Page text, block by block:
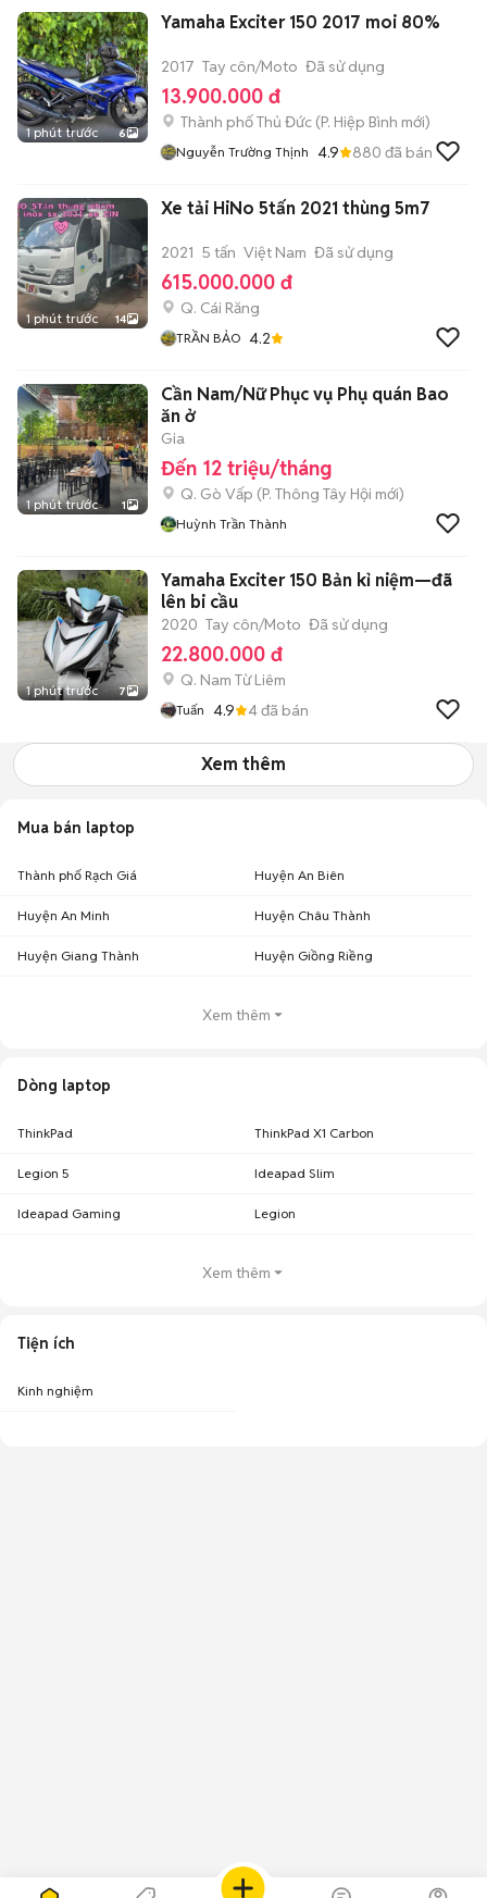
1 phút trước 6
Yamaha Exciter 150 2017 moi 80%
2017 Tay côn/Moto Đã sử dụng
13.900.000 đ
Thành phố Thủ Đức (P. Hiệp Bình mới)
Nguyễn Trường Thịnh 4.9 880 đã bán
1 phút trước 14
Xe tải HiNo 5tấn 2021 thùng 5m7
2021 5 tấn Việt Nam Đã sử dụng
615.000.000 đ
Q. Cái Răng
TRẦN BẢO 4.2
1 phút trước 1
Cần Nam/Nữ Phục vụ Phụ quán Bao
ăn ở
Gia
Đến 12 triệu/tháng
Q. Gò Vấp (P. Thông Tây Hội mới)
Huỳnh Trần Thành
1 phút trước 7
Yamaha Exciter 150 Bản kỉ niệm—đã
lên bi cầu
2020 Tay côn/Moto Đã sử dụng
22.800.000 đ
Q. Nam Từ Liêm
Tuấn 4.9 4đã bán
Xem thêm
Mua bán laptop
Thành phố Rạch Giá Huyện An Biên
Huyện An Minh Huyện Châu Thành
Huyện Giang Thành Huyện Giồng Riềng
Xem thêm
Dòng laptop
ThinkPad ThinkPad X1 Carbon
Legion 5 Ideapad Slim
Ideapad Gaming Legion
Xem thêm
Tiện ích
Kinh nghiệm